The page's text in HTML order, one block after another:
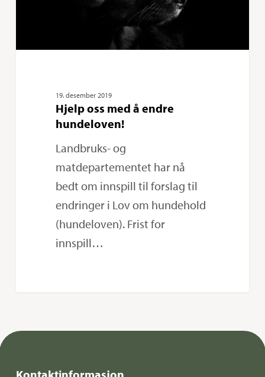
19. desember 2019
Hjelp oss med å endre
hundeloven!
Landbruks- og
matdepartementet har nå
bedt om innspill til forslag til
endringer i Lov om hundehold
(hundeloven). Frist for
innspill…